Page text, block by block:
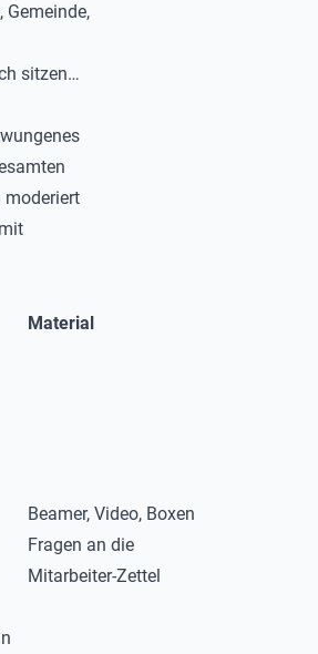
Gemeinde,
sitzen…
moderiert
Material
Beamer, Video, Boxen
Fragen an die
Mitarbeiter-Zettel